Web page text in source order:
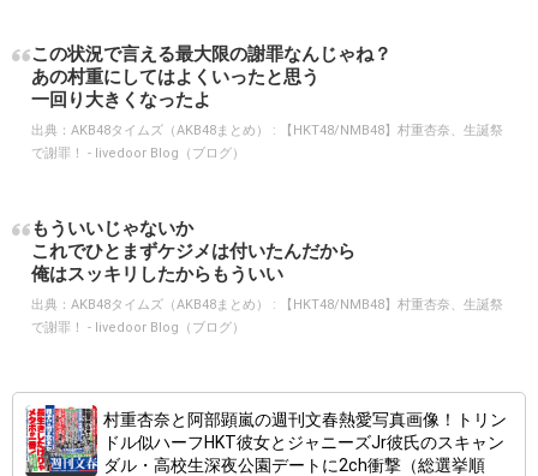
この状況で言える最大限の謝罪なんじゃね？
あの村重にしてはよくいったと思う
一回り大きくなったよ
出典： AKB48タイムズ（AKB48まとめ） : 【HKT48/NMB48】村重杏奈、生誕祭
で謝罪！ - livedoor Blog（ブログ）
もういいじゃないか
これでひとまずケジメは付いたんだから
俺はスッキリしたからもういい
出典： AKB48タイムズ（AKB48まとめ） : 【HKT48/NMB48】村重杏奈、生誕祭
で謝罪！ - livedoor Blog（ブログ）
村重杏奈と阿部顕嵐の週刊文春熱愛写真画像！トリン
ドル似ハーフHKT彼女とジャニーズJr彼氏のスキャン
ダル・高校生深夜公園デートに2ch衝撃（総選挙順